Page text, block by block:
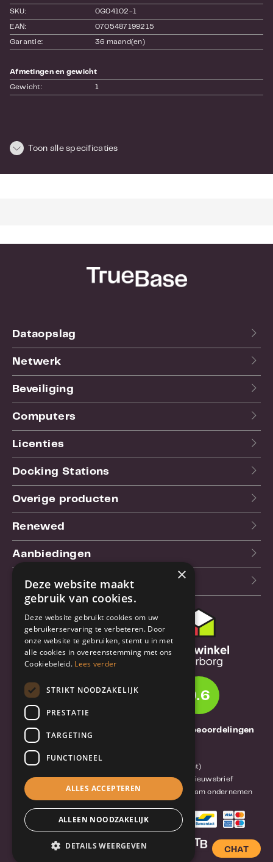
CHAT
SKU: 0G04102-1
EAN: 0705487199215
Garantie: 36 maand(en)
Afmetingen en gewicht
Gewicht: 1
Toon alle specificaties
Dataopslag
Netwerk
Beveiliging
Computers
Licenties
Docking Stations
Overige producten
Renewed
Aanbiedingen
Blog
Klantenservice
Bestel- en
verzendinformatie
Garantie en reparatie
Annuleren of retourneren
Over TrueBase
9.6
1261 Thuisbeoordelingen
Over TrueBase
Privacy en voorwaarden (consument)
Algemene voorwaarden (zakelijk)
Blog en nieuwsbrief
Reviews van klanten
Mobile-Harddisk.nl Duurzaam ondernemen
×
Deze website maakt
gebruik van cookies.
Deze website gebruikt cookies om uw
gebruikerservaring te verbeteren. Door
onze website te gebruiken, stemt u in met
alle cookies in overeenstemming met ons
Cookiebeleid. Lees verder
STRIKT NOODZAKELIJK
PRESTATIE
TARGETING
FUNCTIONEEL
ALLES ACCEPTEREN
ALLEEN NOODZAKELIJK
DETAILS WEERGEVEN